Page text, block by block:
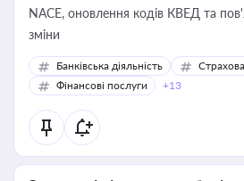
NACE, оновлення кодів КВЕД та
зміни
Банківська діяльність
Фінансові послуги
+13